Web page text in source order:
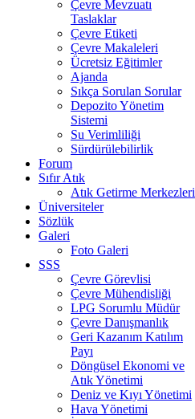
Çevre Mevzuatı
Taslaklar
Çevre Etiketi
Çevre Makaleleri
Ücretsiz Eğitimler
Ajanda
Sıkça Sorulan Sorular
Depozito Yönetim
Sistemi
Su Verimliliği
Sürdürülebilirlik
Forum
Sıfır Atık
Atık Getirme Merkezleri
Üniversiteler
Sözlük
Galeri
Foto Galeri
SSS
Çevre Görevlisi
Çevre Mühendisliği
LPG Sorumlu Müdür
Çevre Danışmanlık
Geri Kazanım Katılım
Payı
Döngüsel Ekonomi ve
Atık Yönetimi
Deniz ve Kıyı Yönetimi
Hava Yönetimi